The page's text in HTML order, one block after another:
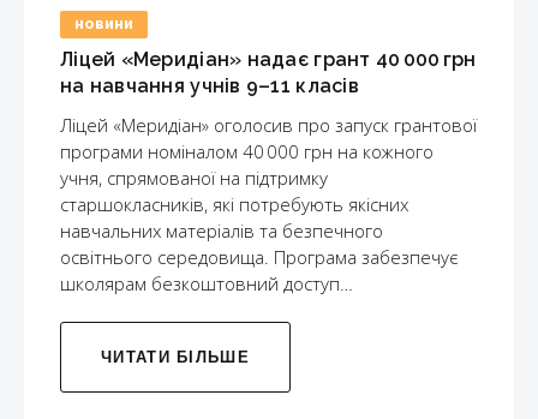
НОВИНИ
Ліцей «Меридіан» надає грант 40 000 грн
на навчання учнів 9–11 класів
Ліцей «Меридіан» оголосив про запуск грантової
програми номіналом 40 000 грн на кожного
учня, спрямованої на підтримку
старшокласників, які потребують якісних
навчальних матеріалів та безпечного
освітнього середовища. Програма забезпечує
школярам безкоштовний доступ…
ЧИТАТИ БІЛЬШЕ